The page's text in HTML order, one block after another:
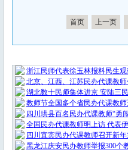
首页 上一页
浙江民师代表徐玉林报料民生
北京、江西、江苏民办代课教
湖北数十民师集体进京 安陆三
教师节全国多个省民办代课教
四川珙县百名民办代课教师“勇
全国民办代课教师明上访 代表
四川宜宾民办代课教师召开新
黑龙江庆安民办教师举报300个